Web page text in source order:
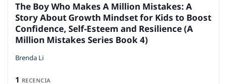
The Boy Who Makes A Million Mistakes: A
Story About Growth Mindset for Kids to Boost
Confidence, Self-Esteem and Resilience (A
Million Mistakes Series Book 4)
Brenda Li
1 RECENCIA